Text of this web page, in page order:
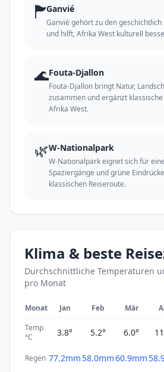
🏲Ganvié
Ganvié gehört zu den
und hilft, Afrika West kulturell
🌊Fouta-Djallon
Fouta-Djallon bringt Natur,
zusammen und ergänzt
Afrika West.
🌿W-Nationalpark
W-Nationalpark eignet sich für
Spaziergänge und grüne
klassischen Reiseroute.
Klima & beste
Durchschnittliche Temperaturen
pro Monat
Monat Jan Feb Mär
Temp
°C
3.8° 5.2° 6.0°
Regen 77.2mm 58.0mm60.9mm